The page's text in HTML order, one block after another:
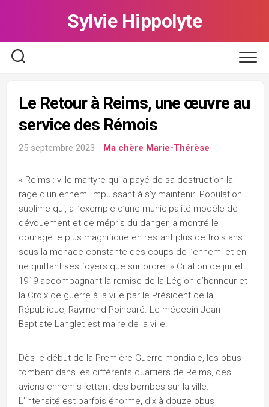
Sylvie Hippolyte
Le Retour à Reims, une œuvre au
service des Rémois
25 septembre 2023 Ma chère Marie-Thérèse
« Reims : ville-martyre qui a payé de sa destruction la
rage d’un ennemi impuissant à s’y maintenir. Population
sublime qui, à l’exemple d’une municipalité modèle de
dévouement et de mépris du danger, a montré le
courage le plus magnifique en restant plus de trois ans
sous la menace constante des coups de l’ennemi et en
ne quittant ses foyers que sur ordre. » Citation de juillet
1919 accompagnant la remise de la Légion d’honneur et
la Croix de guerre à la ville par le Président de la
République, Raymond Poincaré. Le médecin Jean-
Baptiste Langlet est maire de la ville.
Dès le début de la Première Guerre mondiale, les obus
tombent dans les différents quartiers de Reims, des
avions ennemis jettent des bombes sur la ville.
L’intensité est parfois énorme, dix à douze obus